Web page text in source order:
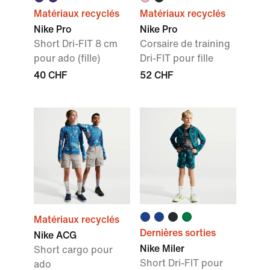
Matériaux recyclés
Nike Pro
Short Dri-FIT 8 cm
pour ado (fille)
40 CHF
Matériaux recyclés
Nike Pro
Corsaire de training
Dri-FIT pour fille
52 CHF
Matériaux recyclés
Nike ACG
Short cargo pour
ado
Dernières sorties
Nike Miler
Short Dri-FIT pour